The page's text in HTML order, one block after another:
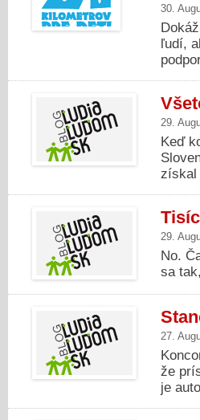
30.
ľudí,
29.
Keď
získal
29.
No.
sa
27.
že
je